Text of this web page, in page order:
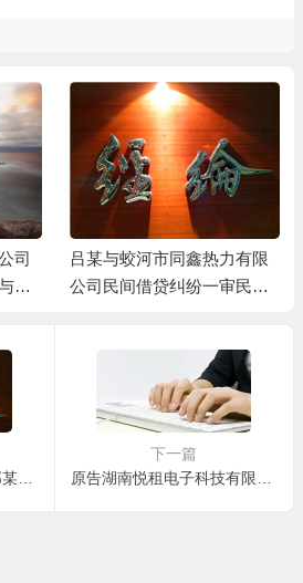
司
谷
吕某与蛟河市同鑫热力有限
公司民间借贷纠纷一审民事
原告某某银行与被告富郑某某、雷某某、富平县某某局金融借款合同纠纷一审民事判决书
下一篇
原告湖南悦租电子科技有限公司诉被告佘某某租赁合同纠纷一案民事判决书